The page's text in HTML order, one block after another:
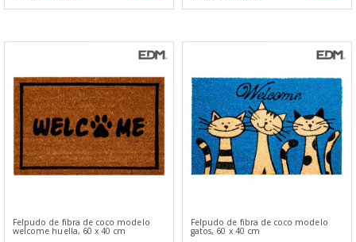
Felpudo de fibra de coco modelo
welcome huella, 60 x 40 cm
Felpudo de fibra de coco modelo
gatos, 60 x 40 cm